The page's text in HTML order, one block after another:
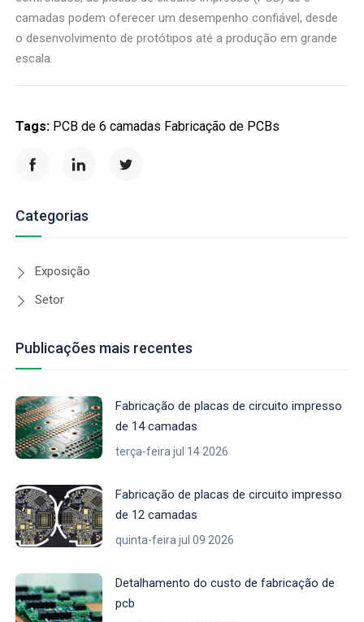
camadas podem oferecer um desempenho confiável, desde
o desenvolvimento de protótipos até a produção em grande
escala.
Tags: PCB de 6 camadas Fabricação de PCBs
Categorias
Exposição
Setor
Publicações mais recentes
Fabricação de placas de circuito impresso
de 14 camadas
terça-feira jul 14 2026
Fabricação de placas de circuito impresso
de 12 camadas
quinta-feira jul 09 2026
Detalhamento do custo de fabricação de
pcb